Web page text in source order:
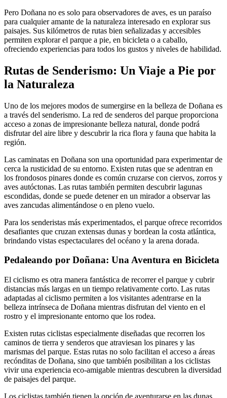
Pero Doñana no es solo para observadores de aves, es un paraíso
para cualquier amante de la naturaleza interesado en explorar sus
paisajes. Sus kilómetros de rutas bien señalizadas y accesibles
permiten explorar el parque a pie, en bicicleta o a caballo,
ofreciendo experiencias para todos los gustos y niveles de habilidad.
Rutas de Senderismo: Un Viaje a Pie por
la Naturaleza
Uno de los mejores modos de sumergirse en la belleza de Doñana es
a través del senderismo. La red de senderos del parque proporciona
acceso a zonas de impresionante belleza natural, donde podrá
disfrutar del aire libre y descubrir la rica flora y fauna que habita la
región.
Las caminatas en Doñana son una oportunidad para experimentar de
cerca la rusticidad de su entorno. Existen rutas que se adentran en
los frondosos pinares donde es común cruzarse con ciervos, zorros y
aves autóctonas. Las rutas también permiten descubrir lagunas
escondidas, donde se puede detener en un mirador a observar las
aves zancudas alimentándose o en pleno vuelo.
Para los senderistas más experimentados, el parque ofrece recorridos
desafiantes que cruzan extensas dunas y bordean la costa atlántica,
brindando vistas espectaculares del océano y la arena dorada.
Pedaleando por Doñana: Una Aventura en Bicicleta
El ciclismo es otra manera fantástica de recorrer el parque y cubrir
distancias más largas en un tiempo relativamente corto. Las rutas
adaptadas al ciclismo permiten a los visitantes adentrarse en la
belleza intrínseca de Doñana mientras disfrutan del viento en el
rostro y el impresionante entorno que los rodea.
Existen rutas ciclistas especialmente diseñadas que recorren los
caminos de tierra y senderos que atraviesan los pinares y las
marismas del parque. Estas rutas no solo facilitan el acceso a áreas
recónditas de Doñana, sino que también posibilitan a los ciclistas
vivir una experiencia eco-amigable mientras descubren la diversidad
de paisajes del parque.